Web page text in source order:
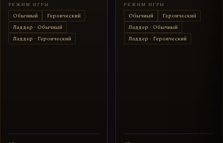
РЕЖИМ ИГРЫ
Обычный
Героический
Ладдер · Обычный
Ладдер · Героический
РЕЖИМ ИГРЫ
Обычный
Героический
Ладдер · Обычный
Ладдер · Героический